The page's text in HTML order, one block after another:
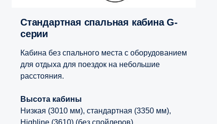
Стандартная спальная кабина G-
серии
Кабина без спального места с оборудованием
для отдыха для поездок на небольшие
расстояния.
Высота кабины
Низкая (3010 мм), стандартная (3350 мм),
Highline (3610) (без спойлеров)